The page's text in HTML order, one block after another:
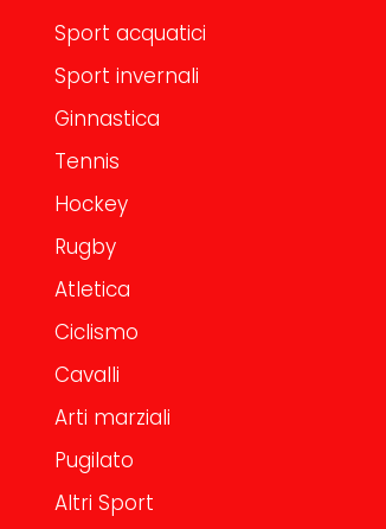
Sport acquatici
Sport invernali
Ginnastica
Tennis
Hockey
Rugby
Atletica
Ciclismo
Cavalli
Arti marziali
Pugilato
Altri Sport